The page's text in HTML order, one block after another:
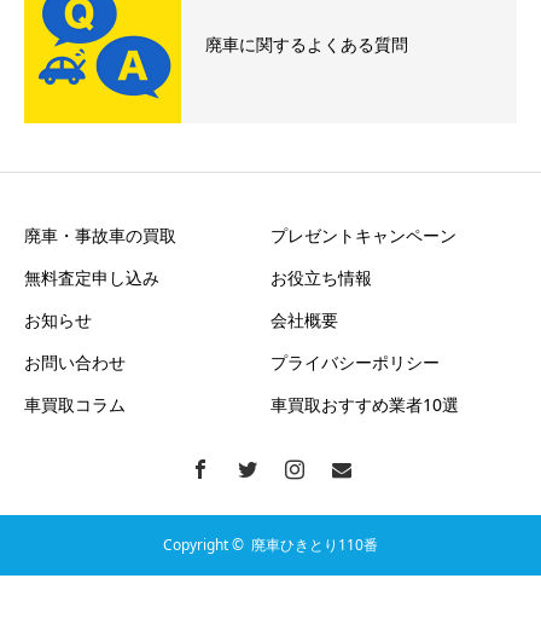
廃車に関するよくある質問
廃車・事故車の買取
プレゼントキャンペーン
無料査定申し込み
お役立ち情報
お知らせ
会社概要
お問い合わせ
プライバシーポリシー
車買取コラム
車買取おすすめ業者10選
Copyright © 廃車ひきとり110番